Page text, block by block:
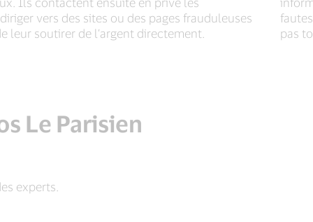
vers des sites ou des pages frauduleuses
leur soutirer de l’argent directement.
pas
Le Parisien
experts.